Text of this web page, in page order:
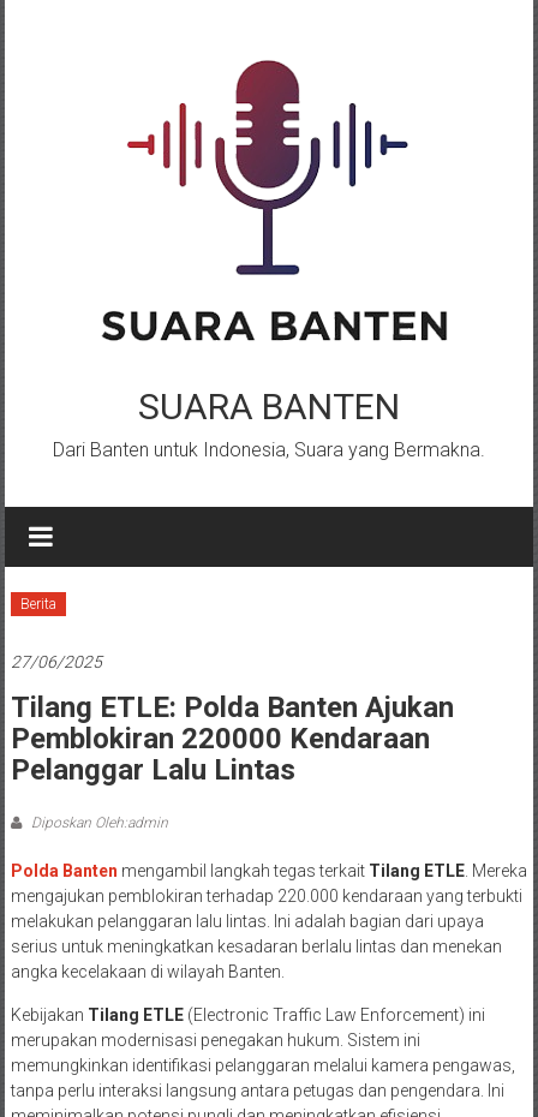
SUARA BANTEN
Dari Banten untuk Indonesia, Suara yang Bermakna.
Berita
27/06/2025
Tilang ETLE: Polda Banten Ajukan
Pemblokiran 220000 Kendaraan
Pelanggar Lalu Lintas
Diposkan Oleh:admin
Polda Banten mengambil langkah tegas terkait Tilang ETLE. Mereka
mengajukan pemblokiran terhadap 220.000 kendaraan yang terbukti
melakukan pelanggaran lalu lintas. Ini adalah bagian dari upaya
serius untuk meningkatkan kesadaran berlalu lintas dan menekan
angka kecelakaan di wilayah Banten.
Kebijakan Tilang ETLE(Electronic Traffic Law Enforcement) ini
merupakan modernisasi penegakan hukum. Sistem ini
memungkinkan identifikasi pelanggaran melalui kamera pengawas,
tanpa perlu interaksi langsung antara petugas dan pengendara. Ini